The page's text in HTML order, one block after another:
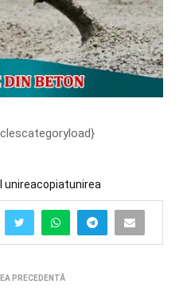
unireacopiatunirea
PRECEDENTĂ